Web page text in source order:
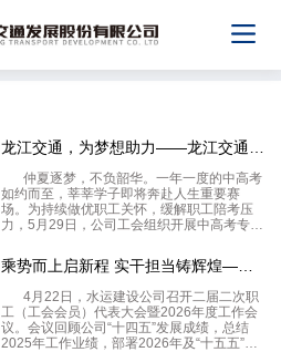
仲夏逐梦，不负韶华。一年一度的中高考
如约而至，莘莘学子即将奔赴人生重要赛
场。为持续做优职工关怀，缓解职工陪考压
力，5月29日，公司工会组织开展中高考专项
诚挚祝福与贴心关怀。长久以来，全体职工
恪尽职守，以实干担当扛起发展重任。大家
在深耕岗位，履
乘势而上启新程 实干担当铸辉煌——水运建设公司召开二届二次职
4月22日，水运建设公司召开二届二次职
工（工会会员）代表大会暨2026年度工作会
议。会议回顾公司“十四五”发展成绩，总结
2025年工作业绩，部署2026年及“十五五”时